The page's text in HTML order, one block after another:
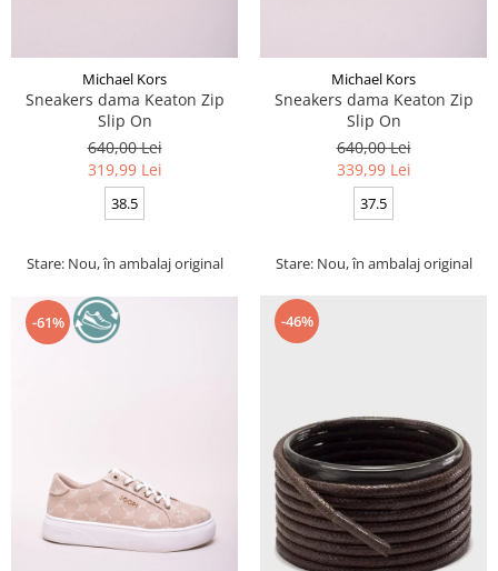
Michael Kors
Sneakers dama Keaton Zip
Slip On
640,00 Lei
319,99 Lei
38.5
Stare: Nou, în ambalaj original
Michael Kors
Sneakers dama Keaton Zip
Slip On
640,00 Lei
339,99 Lei
37.5
Stare: Nou, în ambalaj original
-61% -46%